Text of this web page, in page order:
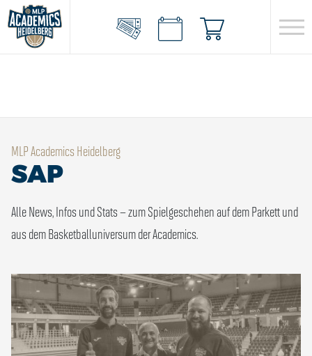
MLP Academics Heidelberg
SAP
Alle News, Infos und Stats – zum Spielgeschehen auf dem Parkett und
aus dem Basketballuniversum der Academics.